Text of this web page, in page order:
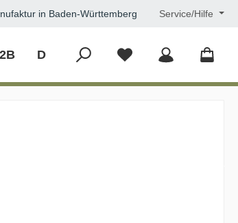
in Baden-Württemberg Service/Hilfe
DIY